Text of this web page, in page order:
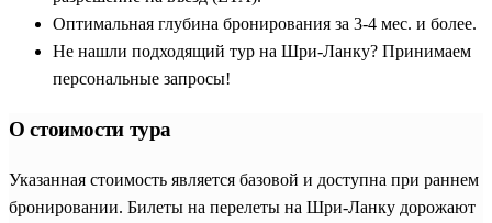
Оптимальная глубина бронирования за 3-4 мес. и более.
Не нашли подходящий тур на Шри-Ланку? Принимаем
персональные запросы!
О стоимости тура
Указанная стоимость является базовой и доступна при раннем
бронировании. Билеты на перелеты на Шри-Ланку дорожают